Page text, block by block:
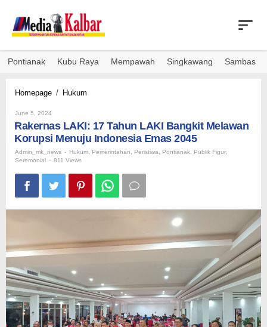
content
Pontianak Kubu Raya Mempawah Singkawang Sambas
Homepage / Hukum
Tahun
LAKI
Melawan
Menuju
Indonesia
Emas
2045
June 5, 2024
Rakernas LAKI: 17 Tahun LAKI Bangkit Melawan
Korupsi Menuju Indonesia Emas 2045
Admin_mk_news - Hukum Pemerintahan Peristiwa Pontianak Publik Figur
Seremonial - 811 Views